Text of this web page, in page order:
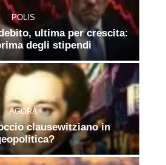
POLIS
ultima per crescita:
degli stipendi
AGORÀ
clausewitziano in